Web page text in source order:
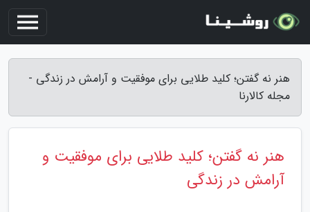
هنر نه گفتن؛ کلید طلایی برای موفقیت و آرامش در زندگی -
مجله کالارنا
هنر نه گفتن؛ کلید طلایی برای موفقیت و
آرامش در زندگی